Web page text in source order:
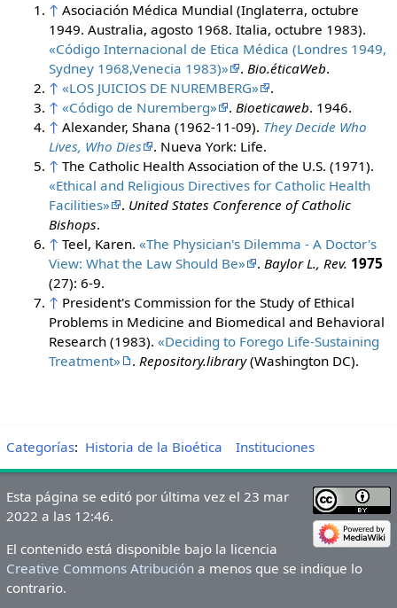
↑ Asociación Médica Mundial (Inglaterra, octubre
1949. Australia, agosto 1968. Italia, octubre 1983).
«Código Internacional de Etica Médica (Londres 1949,
Sydney 1968,Venecia 1983)»
.Bio.éticaWeb.
↑ «LOS JUICIOS DE NUREMBERG»
.
↑ «Código de Nuremberg» .Bioeticaweb. 1946.
↑ Alexander, Shana (1962-11-09). They Decide Who
Lives, Who Dies
. Nueva York: Life.
↑ The Catholic Health Association of the U.S. (1971).
«Ethical and Religious Directives for Catholic Health
Facilities»
. United States Conference of Catholic
Bishops.
↑ Teel, Karen.«The Physician's Dilemma - A Doctor's
View: What the Law Should Be»
.Baylor L., Rev. 1975
(27): 6-9.
↑ President's Commission for the Study of Ethical
Problems in Medicine and Biomedical and Behavioral
Research (1983).«Deciding to Forego Life-Sustaining
Treatment»
.Repository.library(Washington DC).
Categorías: Historia de la Bioética Instituciones
Esta página se editó por última vez el 23 mar
2022 a las 12:46.
El contenido está disponible bajo la licencia
Creative Commons Atribución a menos que se indique lo
contrario.